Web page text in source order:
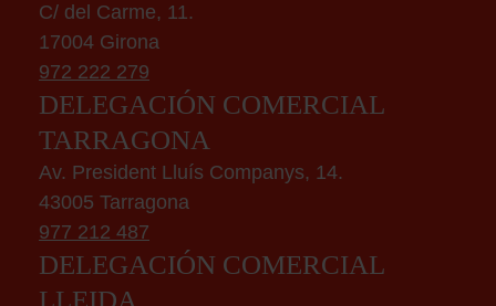
C/ del Carme, 11.
17004 Girona
972 222 279
DELEGACIÓN COMERCIAL
TARRAGONA
Av. President Lluís Companys, 14.
43005 Tarragona
977 212 487
DELEGACIÓN COMERCIAL